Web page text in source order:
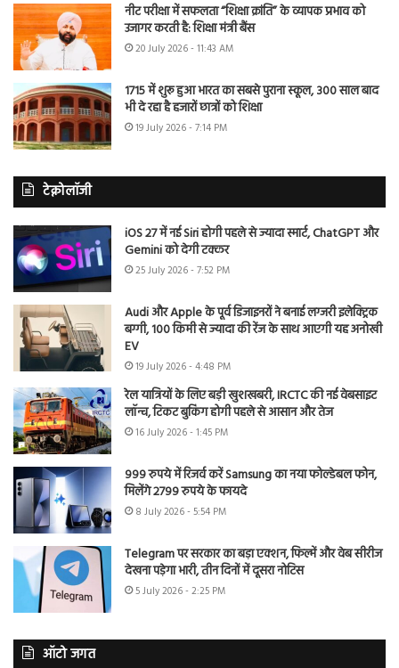
नीट परीक्षा में सफलता “शिक्षा क्रांति” के व्यापक प्रभाव को
उजागर करती है: शिक्षा मंत्री बैंस
20 July 2026 - 11:43 AM
1715 में शुरू हुआ भारत का सबसे पुराना स्कूल, 300 साल बाद
भी दे रहा है हजारों छात्रों को शिक्षा
19 July 2026 - 7:14 PM
टेक्नोलॉजी
iOS 27 में नई Siri होगी पहले से ज्यादा स्मार्ट, ChatGPT और
Gemini को देगी टक्कर
25 July 2026 - 7:52 PM
Audi और Apple के पूर्व डिजाइनरों ने बनाई लग्जरी इलेक्ट्रिक
बग्गी, 100 किमी से ज्यादा की रेंज के साथ आएगी यह अनोखी
EV
19 July 2026 - 4:48 PM
रेल यात्रियों के लिए बड़ी खुशखबरी, IRCTC की नई वेबसाइट
लॉन्च, टिकट बुकिंग होगी पहले से आसान और तेज
16 July 2026 - 1:45 PM
999 रुपये में रिजर्व करें Samsung का नया फोल्डेबल फोन,
मिलेंगे 2799 रुपये के फायदे
8 July 2026 - 5:54 PM
Telegram पर सरकार का बड़ा एक्शन, फिल्में और वेब सीरीज
देखना पड़ेगा भारी, तीन दिनों में दूसरा नोटिस
5 July 2026 - 2:25 PM
ऑटो जगत